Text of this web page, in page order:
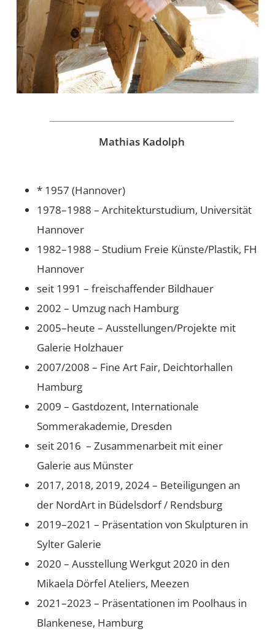
Mathias Kadolph
* 1957 (Hannover)
1978–1988 – Architekturstudium, Universität
Hannover
1982–1988 – Studium Freie Künste/Plastik, FH
Hannover
seit 1991 – freischaffender Bildhauer
2002 – Umzug nach Hamburg
2005–heute – Ausstellungen/Projekte mit
Galerie Holzhauer
2007/2008 – Fine Art Fair, Deichtorhallen
Hamburg
2009 – Gastdozent, Internationale
Sommerakademie, Dresden
seit 2016 – Zusammenarbeit mit einer
Galerie aus Münster
2017, 2018, 2019, 2024 – Beteiligungen an
der NordArt in Büdelsdorf / Rendsburg
2019–2021 – Präsentation von Skulpturen in
Sylter Galerie
2020 – Ausstellung Werkgut 2020 in den
Mikaela Dörfel Ateliers, Meezen
2021–2023 – Präsentationen im Poolhaus in
Blankenese, Hamburg